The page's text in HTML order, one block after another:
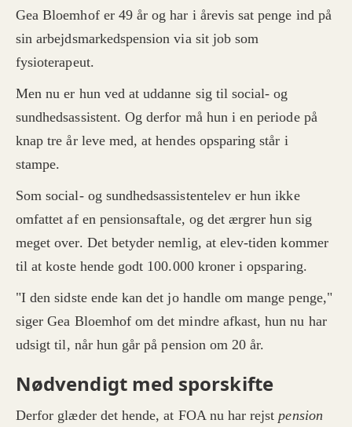
Gea Bloemhof er 49 år og har i årevis sat penge ind på
sin arbejdsmarkedspension via sit job som
fysioterapeut.
Men nu er hun ved at uddanne sig til social- og
sundhedsassistent. Og derfor må hun i en periode på
knap tre år leve med, at hendes opsparing står i
stampe.
Som social- og sundhedsassistentelev er hun ikke
omfattet af en pensionsaftale, og det ærgrer hun sig
meget over. Det betyder nemlig, at elev-tiden kommer
til at koste hende godt 100.000 kroner i opsparing.
"I den sidste ende kan det jo handle om mange penge,"
siger Gea Bloemhof om det mindre afkast, hun nu har
udsigt til, når hun går på pension om 20 år.
Nødvendigt med sporskifte
Derfor glæder det hende, at FOA nu har rejstpension